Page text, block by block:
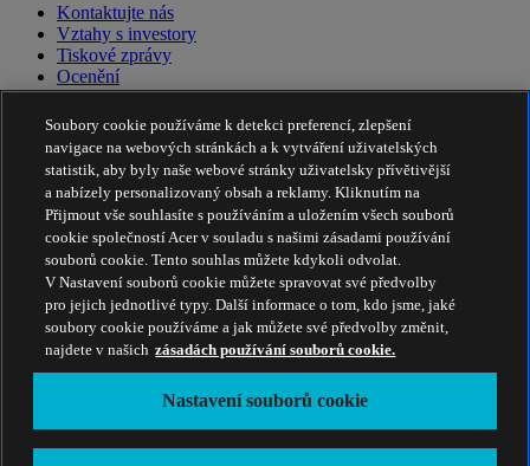
Kontaktujte nás
Vztahy s investory
Tiskové zprávy
Ocenění
Události
Udržitelnost
Udržitelnost
Společenská odpovědnost firem
Uhlíková stopa produktů
Program Project Humanity
Earthion
Zásady ochrany soukromí
Zásady používání souborů cookie
Právní upozornění
Dodatečné smluvní podmínky
Nastavení souborů cookie
Česká Republika - Čeština
Soubory cookie používáme k detekci preferencí, zlepšení
navigace na webových stránkách a k vytváření uživatelských
statistik, aby byly naše webové stránky uživatelsky přívětivější
a nabízely personalizovaný obsah a reklamy. Kliknutím na
Přijmout vše souhlasíte s používáním a uložením všech souborů
cookie společností Acer v souladu s našimi zásadami používání
souborů cookie. Tento souhlas můžete kdykoli odvolat.
V Nastavení souborů cookie můžete spravovat své předvolby
pro jejich jednotlivé typy. Další informace o tom, kdo jsme, jaké
soubory cookie používáme a jak můžete své předvolby změnit,
najdete v našich zásadách používání souborů cookie.
Nastavení souborů cookie